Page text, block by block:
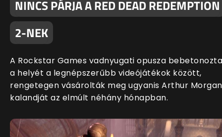
NINCS PÁRJA A RED DEAD REDEMPTION
2-NEK
A Rockstar Games vadnyugati opusza bebetonozta
a helyét a legnépszerűbb videójátékok között,
rengetegen vásárolták meg ugyanis Arthur Morgan
kalandját az elmúlt néhány hónapban.